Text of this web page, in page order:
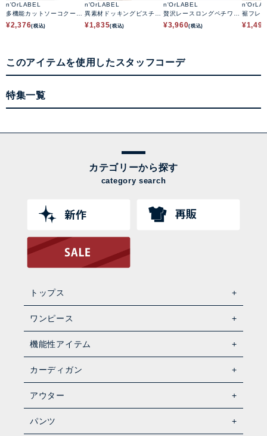
n'OrLABEL
多機能カットソーコクーン
ワンピース
¥2,376(税込)
n'OrLABEL
異素材ドッキングビスチェ
ワンピース
¥1,835(税込)
n'OrLABEL
贅沢レースロングペチワン
ピース
¥3,960(税込)
裾フレ
ース
¥1,493
このアイテムを使用したスタッフコーデ
特集一覧
カテゴリーから探す
category search
トップス
ワンピース
機能性アイテム
カーディガン
アウター
パンツ